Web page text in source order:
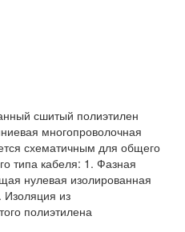
сшитый полиэтилен
многопроволочная
схематичным для общего
типа кабеля: 1. Фазная
нулевая изолированная
Изоляция из
полиэтилена